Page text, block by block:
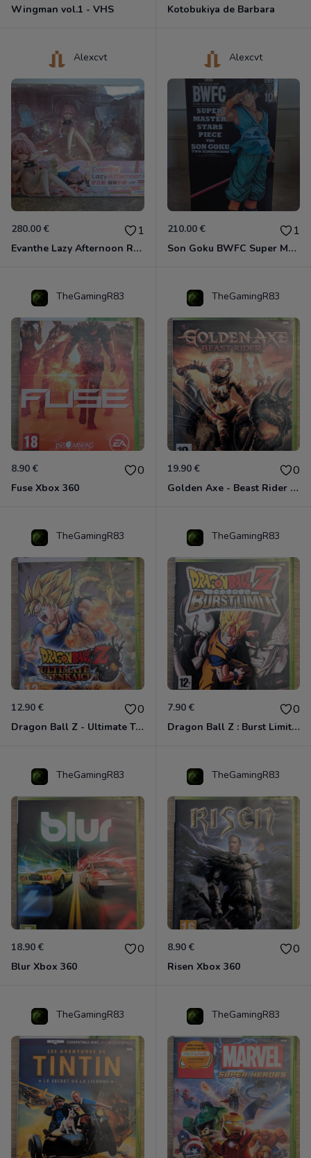
Wingman vol.1 - VHS Kotobukiya de Barbara
Alexcvt
280.00 € 1
Evanthe Lazy Afternoon Red Pride of Eden
Alexcvt
210.00 € 1
Son Goku BWFC Super Master Stars
TheGamingR83
8.90 € 0
Fuse Xbox 360
TheGamingR83
19.90 € 0
Golden Axe - Beast Rider Xbox 360
TheGamingR83
12.90 € 0
Dragon Ball Z - Ultimate Tenkaichi Xbox 360
TheGamingR83
7.90 € 0
Dragon Ball Z : Burst Limit Xbox 360
TheGamingR83
18.90 € 0
Blur Xbox 360
TheGamingR83
8.90 € 0
Risen Xbox 360
TheGamingR83 TheGamingR83